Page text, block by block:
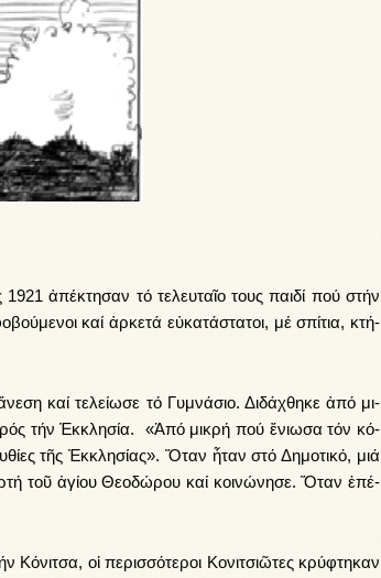
ἀ­πέ­κτη­σαν τό τε­λευ­ταῖ­ο τους παι­δί πού στήν
καί ἀρ­κε­τά εὐ­κα­τά­στα­τοι, μέ σπί­τια, κτή­
καί τε­λεί­ω­σε τό Γυ­μνά­σιο. Δι­δά­χθη­κε ἀ­πό μι­
τήν Ἐκ­κλη­σί­α. «Ἀ­πό μι­κρή πού ἔ­νι­ω­σα τόν κό­
τῆς Ἐκ­κλη­σί­ας». Ὅ­ταν ἦταν στό Δη­μο­τι­κό, μιά
τοῦ ἁ­γί­ου Θε­ο­δώ­ρου καί κοι­νώ­νη­σε. Ὅταν ἐ­πέ­
οἱ πε­ρισ­σό­τε­ροι Κο­νι­τσι­ῶ­τες κρύ­φτη­καν